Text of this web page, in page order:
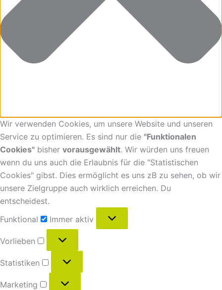
Wir verwenden Cookies, um unsere Website und unseren
Service zu optimieren. Es sind nur die "Funktionalen
Cookies" bisher vorausgewählt. Wir würden uns freuen
wenn du uns auch die Erlaubnis für die "Statistischen
Cookies" gibst. Dies ermöglicht es uns zB zu sehen, ob wir
unsere Zielgruppe auch wirklich erreichen. Du
entscheidest.
Funktional
Immer aktiv
Vorlieben
Statistiken
Marketing